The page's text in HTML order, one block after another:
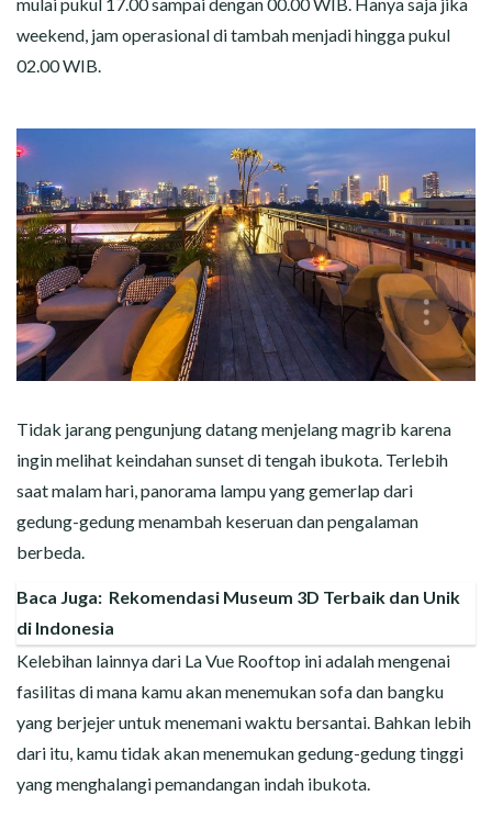
weekend, jam operasional di tambah menjadi hingga pukul
02.00 WIB.
Tidak jarang pengunjung datang menjelang magrib karena
ingin melihat keindahan sunset di tengah ibukota. Terlebih
saat malam hari, panorama lampu yang gemerlap dari
gedung-gedung menambah keseruan dan pengalaman
berbeda.
Baca Juga: Rekomendasi Museum 3D Terbaik dan Unik
di Indonesia
Kelebihan lainnya dari La Vue Rooftop ini adalah mengenai
fasilitas di mana kamu akan menemukan sofa dan bangku
yang berjejer untuk menemani waktu bersantai. Bahkan lebih
dari itu, kamu tidak akan menemukan gedung-gedung tinggi
yang menghalangi pemandangan indah ibukota.